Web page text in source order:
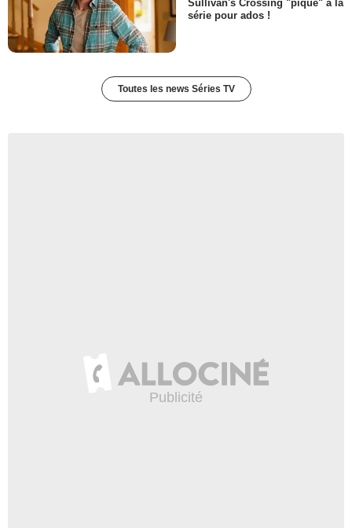
Sullivan's Crossing "pique" à la
série pour ados !
Toutes les news Séries TV